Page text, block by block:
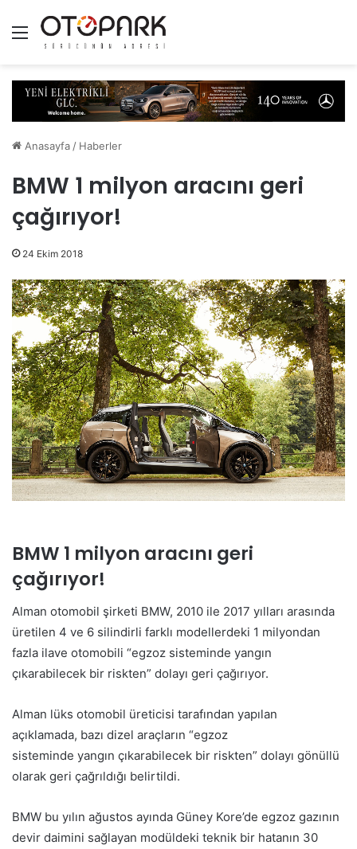
Menü
Anasayfa / Haberler
BMW 1 milyon aracını geri
çağırıyor!
24 Ekim 2018
BMW 1 milyon aracını geri
çağırıyor!
Alman otomobil şirketi BMW, 2010 ile 2017 yılları arasında
üretilen 4 ve 6 silindirli farklı modellerdeki 1 milyondan
fazla ilave otomobili “egzoz sisteminde yangın
çıkarabilecek bir riskten” dolayı geri çağırıyor.
Alman lüks otomobil üreticisi tarafından yapılan
açıklamada, bazı dizel araçların “egzoz
sisteminde yangın çıkarabilecek bir riskten” dolayı gönüllü
olarak geri çağrıldığı belirtildi.
BMW bu yılın ağustos ayında Güney Kore’de egzoz gazının
devir daimini sağlayan modüldeki teknik bir hatanın 30